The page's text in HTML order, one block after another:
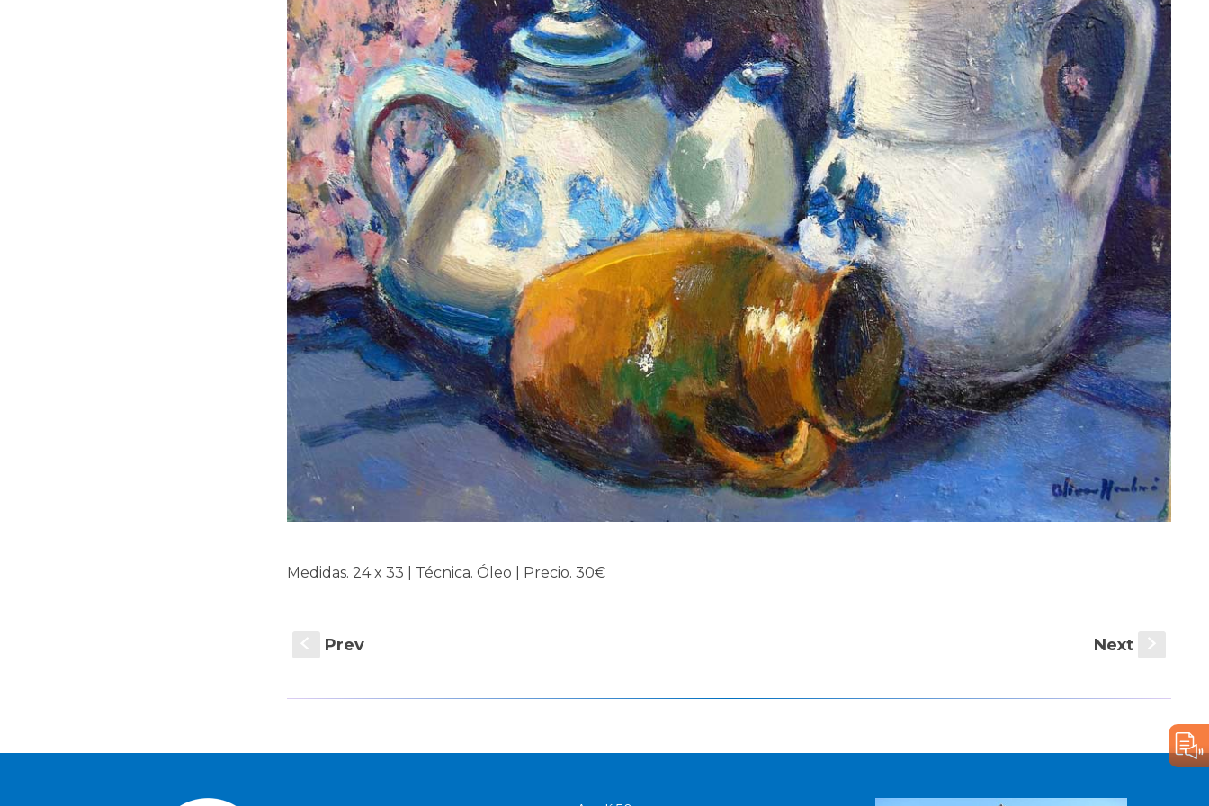
Medidas. 24 x 33 | Técnica. Óleo | Precio. 30€
Prev Next